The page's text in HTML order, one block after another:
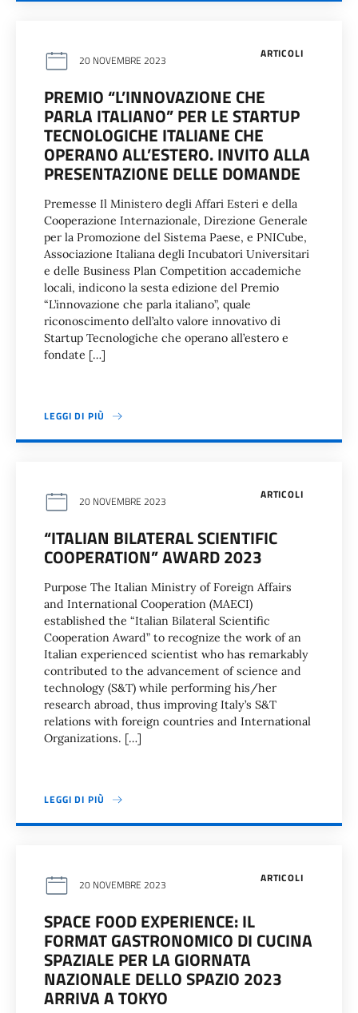
ARTICOLI
20 NOVEMBRE 2023
PREMIO “L’INNOVAZIONE CHE
PARLA ITALIANO” PER LE STARTUP
TECNOLOGICHE ITALIANE CHE
OPERANO ALL’ESTERO. INVITO ALLA
PRESENTAZIONE DELLE DOMANDE
Premesse Il Ministero degli Affari Esteri e della
Cooperazione Internazionale, Direzione Generale
per la Promozione del Sistema Paese, e PNICube,
Associazione Italiana degli Incubatori Universitari
e delle Business Plan Competition accademiche
locali, indicono la sesta edizione del Premio
“L’innovazione che parla italiano”, quale
riconoscimento dell’alto valore innovativo di
Startup Tecnologiche che operano all’estero e
fondate […]
LEGGI DI PIÙ
ARTICOLI
20 NOVEMBRE 2023
“ITALIAN BILATERAL SCIENTIFIC
COOPERATION” AWARD 2023
Purpose The Italian Ministry of Foreign Affairs
and International Cooperation (MAECI)
established the “Italian Bilateral Scientific
Cooperation Award” to recognize the work of an
Italian experienced scientist who has remarkably
contributed to the advancement of science and
technology (S&T) while performing his/her
research abroad, thus improving Italy’s S&T
relations with foreign countries and International
Organizations. […]
LEGGI DI PIÙ
ARTICOLI
20 NOVEMBRE 2023
SPACE FOOD EXPERIENCE: IL
FORMAT GASTRONOMICO DI CUCINA
SPAZIALE PER LA GIORNATA
NAZIONALE DELLO SPAZIO 2023
ARRIVA A TOKYO